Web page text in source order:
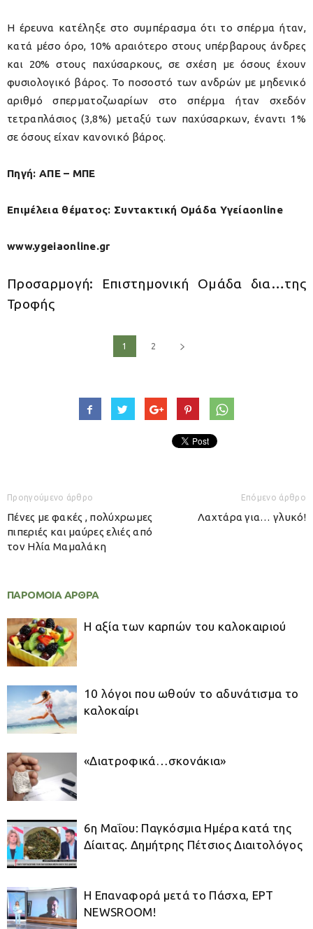
Η έρευνα κατέληξε στο συμπέρασμα ότι το σπέρμα ήταν,
κατά μέσο όρο, 10% αραιότερο στους υπέρβαρους άνδρες
και 20% στους παχύσαρκους, σε σχέση με όσους έχουν
φυσιολογικό βάρος. Το ποσοστό των ανδρών με μηδενικό
αριθμό σπερματοζωαρίων στο σπέρμα ήταν σχεδόν
τετραπλάσιος (3,8%) μεταξύ των παχύσαρκων, έναντι 1%
σε όσους είχαν κανονικό βάρος.
Πηγή: ΑΠΕ – ΜΠΕ
Επιμέλεια θέματος: Συντακτική Ομάδα Υγείαonline
www.ygeiaonline.gr
Προσαρμογή: Επιστημονική Ομάδα δια…της
Τροφής
1 2
Προηγούμενο άρθρο
Πένες με φακές , πολύχρωμες
πιπεριές και μαύρες ελιές από
τον Ηλία Μαμαλάκη
Επόμενο άρθρο
Λαχτάρα για… γλυκό!
ΠΑΡΟΜΟΙΑ ΑΡΘΡΑ
Η αξία των καρπών του καλοκαιριού
10 λόγοι που ωθούν το αδυνάτισμα το
καλοκαίρι
«Διατροφικά…σκονάκια»
6η Μαΐου: Παγκόσμια Ημέρα κατά της
Δίαιτας. Δημήτρης Πέτσιος Διαιτολόγος
Η Επαναφορά μετά το Πάσχα, ΕΡΤ
NEWSROOM!